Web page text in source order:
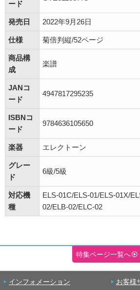
ード
発売日 2022年9月26日
仕様 菊倍判縦/52ページ
商品構
成
楽譜
JANコ
ード
4947817295235
ISBNコ
ード
9784636105650
楽器 エレクトーン
グレー
ド
6級/5級
対応機
種
ELS-01C/ELS-01/ELS-01X/
02/ELB-02/ELC-02
特集ページ一覧へ
インフォメーション お客様